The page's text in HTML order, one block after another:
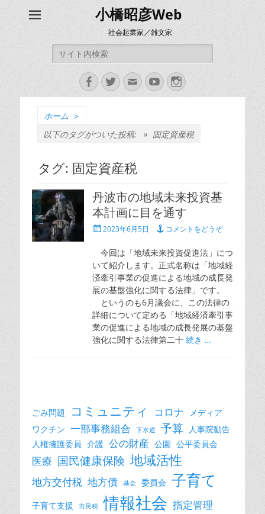
小橋昭彦Web
社会起業家／雑文家
索:
Facebook
Twitter
メ
ー
YouTubeInstagram
ホーム ＞
以下のタグがついた投稿: » 固定資産税
タグ: 固定資産税
丹波市の地域未来投資基
本計画に目を通す
投 2023年6月5日 コメントをどうぞ
今回は「地域未来投資促進法」につ
いて紹介します。正式名称は「地域経
済牽引事業の促進による地域の成長発
展の基盤強化に関する法律」です。
というのも6月議会に、この法律の
詳細について定める「地域経済牽引事
業の促進による地域の成長発展の基盤
強化に関する法律第二十 続き …
ごみ問題 コミュニティ コロナ
メディア
ワクチン 一部事務組合 下水道 予算 人事院勧告
人権擁護委員 介護 公の財産 公園 公平委員会
医療 国民健康保険 地域活性
地方交付税 地方債 基金 委員会 子育て
子育て支援 市民税 情報社会 指定管理